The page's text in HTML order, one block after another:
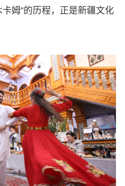
姆”的历程，正是新疆文化